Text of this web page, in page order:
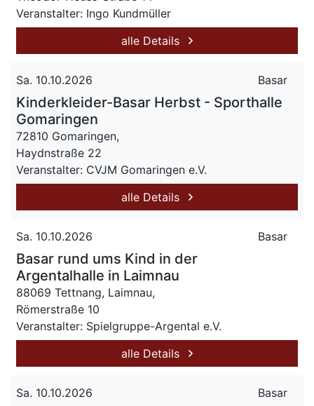
Veranstalter: Ingo Kundmüller
alle Details
Sa. 10.10.2026 Basar
Kinderkleider-Basar Herbst - Sporthalle
Gomaringen
72810 Gomaringen,
Haydnstraße 22
Veranstalter: CVJM Gomaringen e.V.
alle Details
Sa. 10.10.2026 Basar
Basar rund ums Kind in der
Argentalhalle in Laimnau
88069 Tettnang, Laimnau,
Römerstraße 10
Veranstalter: Spielgruppe-Argental e.V.
alle Details
Sa. 10.10.2026 Basar